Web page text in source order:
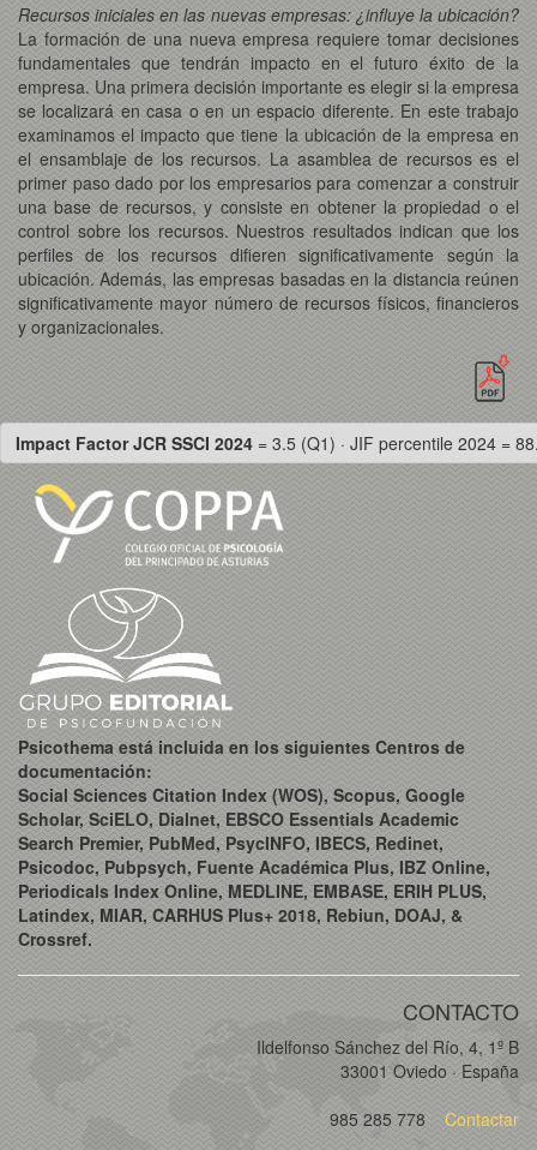
Recursos iniciales en las nuevas empresas: ¿influye la ubicación?
La formación de una nueva empresa requiere tomar decisiones
fundamentales que tendrán impacto en el futuro éxito de la
empresa. Una primera decisión importante es elegir si la empresa
se localizará en casa o en un espacio diferente. En este trabajo
examinamos el impacto que tiene la ubicación de la empresa en
el ensamblaje de los recursos. La asamblea de recursos es el
primer paso dado por los empresarios para comenzar a construir
una base de recursos, y consiste en obtener la propiedad o el
control sobre los recursos. Nuestros resultados indican que los
perfiles de los recursos difieren significativamente según la
ubicación. Además, las empresas basadas en la distancia reúnen
significativamente mayor número de recursos físicos, financieros
y organizacionales.
Impact Factor JCR SSCI 2024 = 3.5 (Q1) · JIF percentile 2024 =
Psicothema está incluida en los siguientes Centros de
documentación:
Social Sciences Citation Index (WOS), Scopus, Google
Scholar, SciELO, Dialnet, EBSCO Essentials Academic
Search Premier, PubMed, PsycINFO, IBECS, Redinet,
Psicodoc, Pubpsych, Fuente Académica Plus, IBZ Online,
Periodicals Index Online, MEDLINE, EMBASE, ERIH PLUS,
Latindex, MIAR, CARHUS Plus+ 2018, Rebiun, DOAJ, &
Crossref.
CONTACTO
Ildelfonso Sánchez del Río, 4, 1º B
33001 Oviedo · España
985 285 778
Contactar